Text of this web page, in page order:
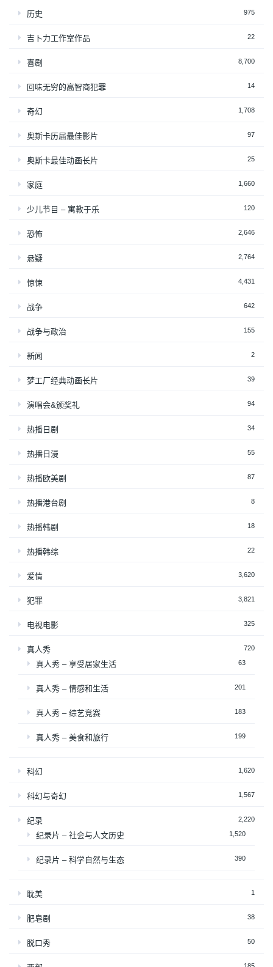
历史 975
吉卜力工作室作品 22
喜剧 8,700
回味无穷的高智商犯罪 14
奇幻 1,708
奥斯卡历届最佳影片 97
奥斯卡最佳动画长片 25
家庭 1,660
少儿节目 – 寓教于乐 120
恐怖 2,646
悬疑 2,764
惊悚 4,431
战争 642
战争与政治 155
新闻 2
梦工厂经典动画长片 39
演唱会&颁奖礼 94
热播日剧 34
热播日漫 55
热播欧美剧 87
热播港台剧 8
热播韩剧 18
热播韩综 22
爱情 3,620
犯罪 3,821
电视电影 325
真人秀 720
真人秀 – 享受居家生活 63
真人秀 – 情感和生活 201
真人秀 – 综艺竞赛 183
真人秀 – 美食和旅行 199
科幻 1,620
科幻与奇幻 1,567
纪录 2,220
纪录片 – 社会与人文历史 1,520
纪录片 – 科学自然与生态 390
耽美 1
肥皂剧 38
脱口秀 50